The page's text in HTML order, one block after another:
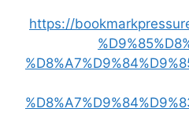
https://